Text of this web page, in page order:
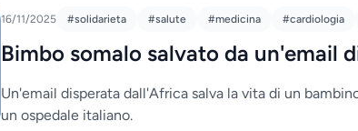
16/11/2025 #solidarieta #salute #medicina #cardiologia
Bimbo somalo salvato da un'email
Un'email disperata dall'Africa salva la vita di un
un ospedale italiano.